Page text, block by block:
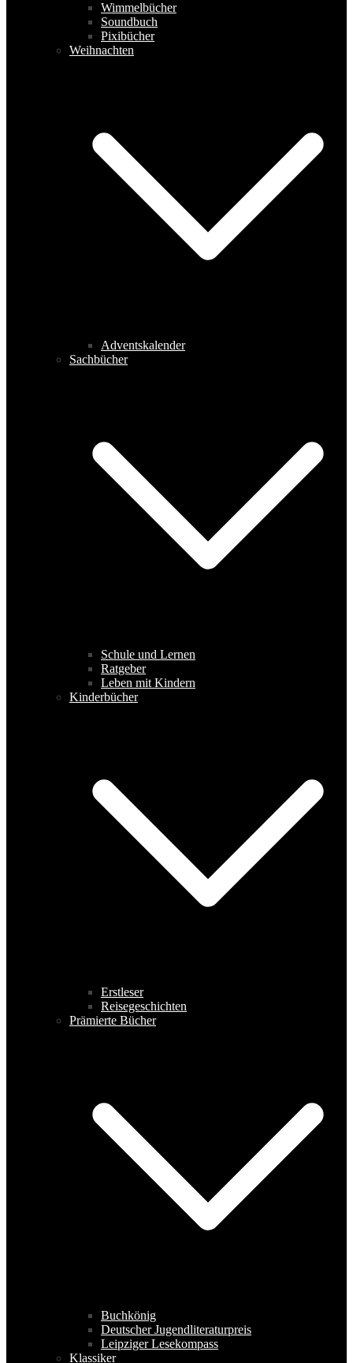
Wimmelbücher
Soundbuch
Pixibücher
Weihnachten
Adventskalender
Sachbücher
Schule und Lernen
Ratgeber
Leben mit Kindern
Kinderbücher
Erstleser
Reisegeschichten
Prämierte Bücher
Buchkönig
Deutscher Jugendliteraturpreis
Leipziger Lesekompass
Klassiker